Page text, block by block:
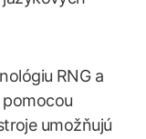
RNG a
umožňujú